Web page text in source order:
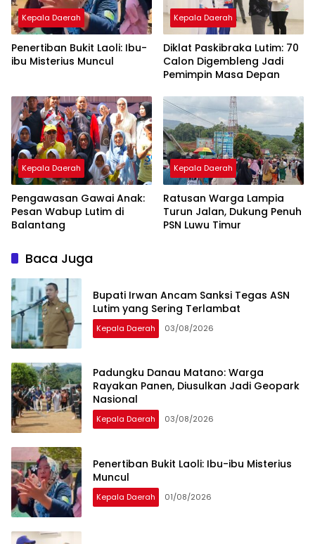
Kepala Daerah
Penertiban Bukit Laoli: Ibu-
ibu Misterius Muncul
Kepala Daerah
Diklat Paskibraka Lutim: 70
Calon Digembleng Jadi
Pemimpin Masa Depan
Kepala Daerah
Pengawasan Gawai Anak:
Pesan Wabup Lutim di
Balantang
Kepala Daerah
Ratusan Warga Lampia
Turun Jalan, Dukung Penuh
PSN Luwu Timur
Baca Juga
Bupati Irwan Ancam Sanksi Tegas ASN
Lutim yang Sering Terlambat
Kepala Daerah 03/08/2026
Padungku Danau Matano: Warga
Rayakan Panen, Diusulkan Jadi Geopark
Nasional
Kepala Daerah 03/08/2026
Penertiban Bukit Laoli: Ibu-ibu Misterius
Muncul
Kepala Daerah 01/08/2026